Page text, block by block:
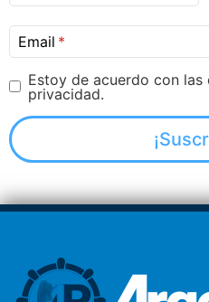
Email
Estoy de acuerdo con
privacidad.